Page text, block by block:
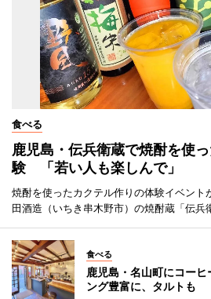
食べる
鹿児島・伝兵衛蔵で焼酎を使
験 「若い人も楽しんで」
焼酎を使ったカクテル作りの体験イベン
田酒造（いちき串木野市）の焼酎蔵「伝兵
食べる
鹿児島・名山町にコー
ング豊富に、タルトも